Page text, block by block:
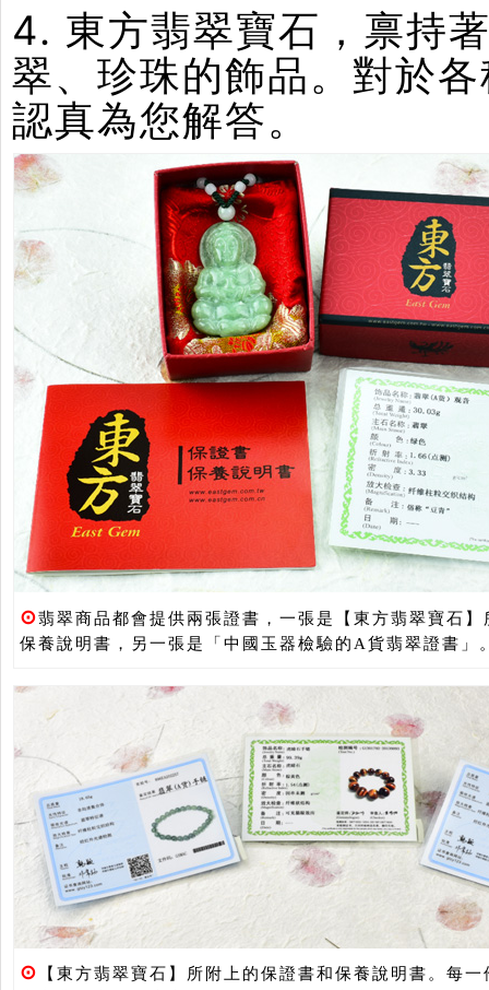
4. 東方翡翠寶石，禀持
翠、珍珠的飾品。對於
認真為您解答。
⊙翡翠商品都會提供兩張證書，一張是【東方翡翠寶石
保養說明書，另一張是「中國玉器檢驗的A貨翡翠證書」
⊙
【東方翡翠寶石】所附上的保證書和保養說明書。每